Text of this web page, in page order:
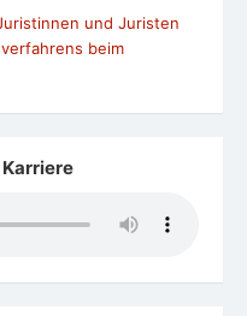
und Juristen
beim